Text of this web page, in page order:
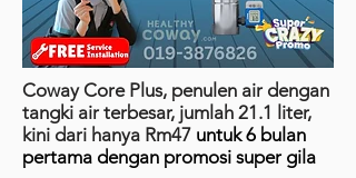
Coway Core Plus, penulen air dengan
tangki air terbesar, jumlah 21.1 liter,
kini dari hanya Rm47 untuk 6 bulan
pertama dengan promosi super gila